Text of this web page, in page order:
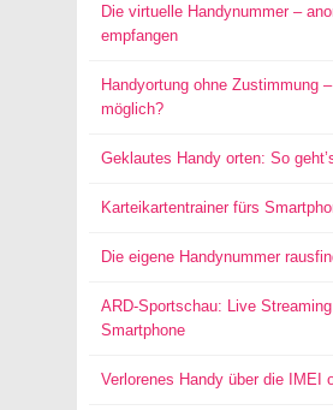
Die virtuelle Handynummer –
empfangen
Handyortung ohne Zustimmung
möglich?
Geklautes Handy orten: So
Karteikartentrainer fürs
Die eigene Handynummer
ARD-Sportschau: Live
Smartphone
Verlorenes Handy über die IMEI